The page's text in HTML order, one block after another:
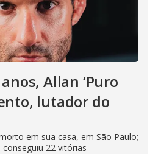
Allan ‘Puro
lutador do
em sua casa, em São Paulo;
22 vitórias